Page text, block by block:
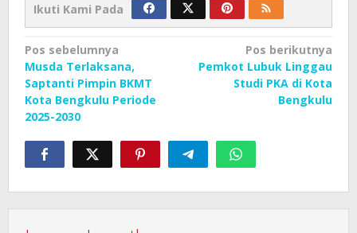
Ikuti Kami Pada
Navigasi
pos
Pos sebelumnya
Musda Terlaksana,
Saptanti Pimpin BKMT
Kota Bengkulu Periode
2025-2030
Pos berikutnya
Pemkot Lubuk Linggau
Studi PKA di Kota
Bengkulu